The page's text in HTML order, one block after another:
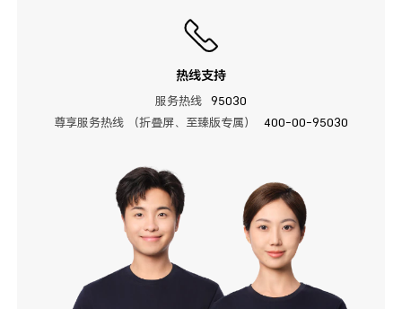
热线支持
服务热线
95030
尊享服务热线 （折叠屏、至臻版专属）
400-00-95030